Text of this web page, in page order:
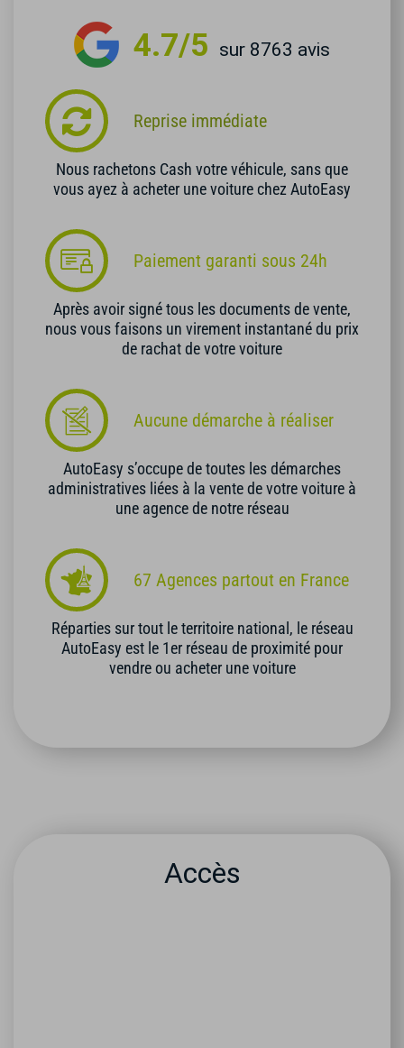
4.7/5 sur 8763 avis
Reprise immédiate
Nous rachetons Cash votre véhicule, sans que
vous ayez à acheter une voiture chez AutoEasy
Paiement garanti sous 24h
Après avoir signé tous les documents de vente,
nous vous faisons un virement instantané du prix
de rachat de votre voiture
Aucune démarche à réaliser
AutoEasy s’occupe de toutes les démarches
administratives liées à la vente de votre voiture à
une agence de notre réseau
67 Agences partout en France
Réparties sur tout le territoire national, le réseau
AutoEasy est le 1er réseau de proximité pour
vendre ou acheter une voiture
Accès